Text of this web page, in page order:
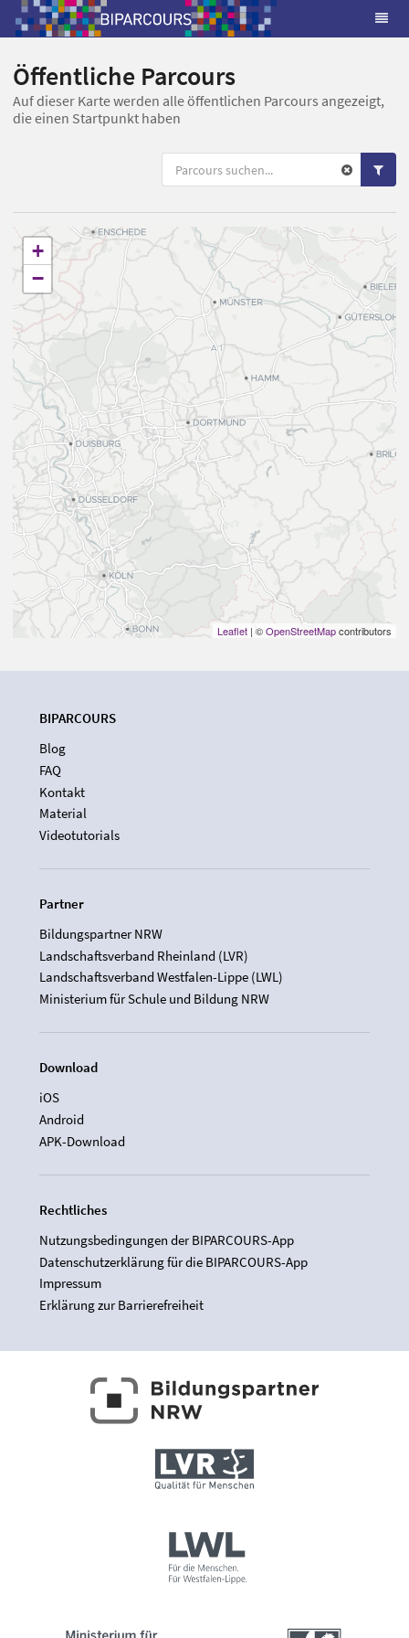
Öffentliche Parcours
Auf dieser Karte werden alle öffentlichen Parcours angezeigt,
die einen Startpunkt haben
+
−
Leaflet | ©OpenStreetMapcontributors
BIPARCOURS
Blog
FAQ
Kontakt
Material
Videotutorials
Partner
Bildungspartner NRW
Landschaftsverband Rheinland (LVR)
Landschaftsverband Westfalen-Lippe (LWL)
Ministerium für Schule und Bildung NRW
Download
iOS
Android
APK-Download
Rechtliches
Nutzungsbedingungen der BIPARCOURS-App
Datenschutzerklärung für die BIPARCOURS-App
Impressum
Erklärung zur Barrierefreiheit